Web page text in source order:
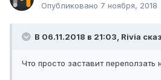
Опубликовано 7 ноября, 2018
В 06.11.2018 в 21:03, Rivia
Что просто заставит переползать